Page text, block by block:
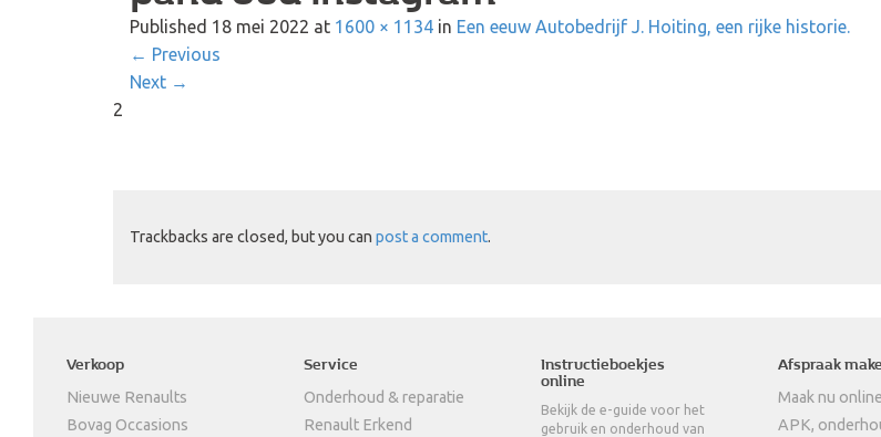
Published 18 mei 2022 at 1600 × 1134 in Een eeuw Autobedrijf J. Hoiting, een rijke historie.
← Previous
Next →
2
Trackbacks are closed, but you can post a comment.
Verkoop
Nieuwe Renaults
Bovag Occasions
Service
Onderhoud & reparatie
Renault Erkend
Instructieboekjes
online
Bekijk de e-guide voor het
gebruik en onderhoud van
Afspraak
Maak nu
APK,